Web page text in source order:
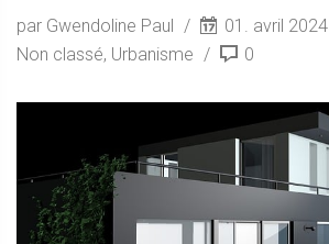
par Gwendoline Paul 01. avril 2024
Non classé, Urbanisme 0